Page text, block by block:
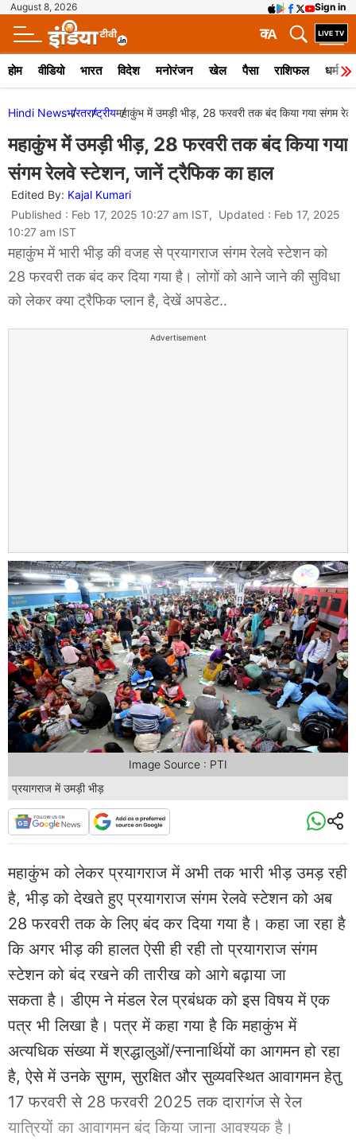
August 8, 2026 Sign in
A
क
होम वीडियो भारत विदेश मनोरंजन खेल पैसा राशिफल धर्म
Hindi Newsभारतराष्ट्रीयमहाकुंभ में उमड़ी भीड़, 28 फरवरी तक बंद किया गया संगम
महाकुंभ में उमड़ी भीड़, 28 फरवरी तक बंद किया गया
संगम रेलवे स्टेशन, जानें ट्रैफिक का हाल
Edited By: Kajal Kumari
Published : Feb 17, 2025 10:27 am IST, Updated : Feb 17, 2025
10:27 am IST
महाकुंभ में भारी भीड़ की वजह से प्रयागराज संगम रेलवे स्टेशन को
28 फरवरी तक बंद कर दिया गया है। लोगों को आने जाने की सुविधा
को लेकर क्या ट्रैफिक प्लान है, देखें अपडेट..
Advertisement
प्रयागराज में उमड़ी भीड़
Image Source : PTI
महाकुंभ को लेकर प्रयागराज में अभी तक भारी भीड़ उमड़ रही
है, भीड़ को देखते हुए प्रयागराज संगम रेलवे स्टेशन को अब
28 फरवरी तक के लिए बंद कर दिया गया है। कहा जा रहा है
कि अगर भीड़ की हालत ऐसी ही रही तो प्रयागराज संगम
स्टेशन को बंद रखने की तारीख को आगे बढ़ाया जा
सकता है। डीएम ने मंडल रेल प्रबंधक को इस विषय में एक
पत्र भी लिखा है। पत्र में कहा गया है कि महाकुंभ में
अत्यधिक संख्या में श्रद्धालुओं/स्नानार्थियों का आगमन हो रहा
है, ऐसे में उनके सुगम, सुरक्षित और सुव्यवस्थित आवागमन हेतु
17 फरवरी से 28 फरवरी 2025 तक दारागंज से रेल
यात्रियों का आवागमन बंद किया जाना आवश्यक है।